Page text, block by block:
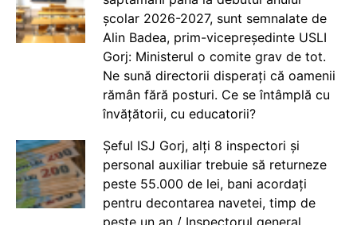
școlar 2026-2027, sunt semnalate de
Alin Badea, prim-vicepreședinte USLI
Gorj: Ministerul o comite grav de tot.
Ne sună directorii disperați că oamenii
rămân fără posturi. Ce se întâmplă cu
învățătorii, cu educatorii?
Șeful ISJ Gorj, alți 8 inspectori și
personal auxiliar trebuie să returneze
peste 55.000 de lei, bani acordați
pentru decontarea navetei, timp de
peste un an / Inspectorul general,